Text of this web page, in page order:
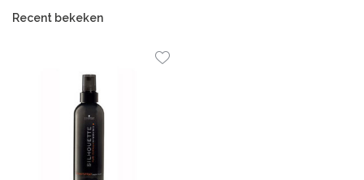
Recent bekeken